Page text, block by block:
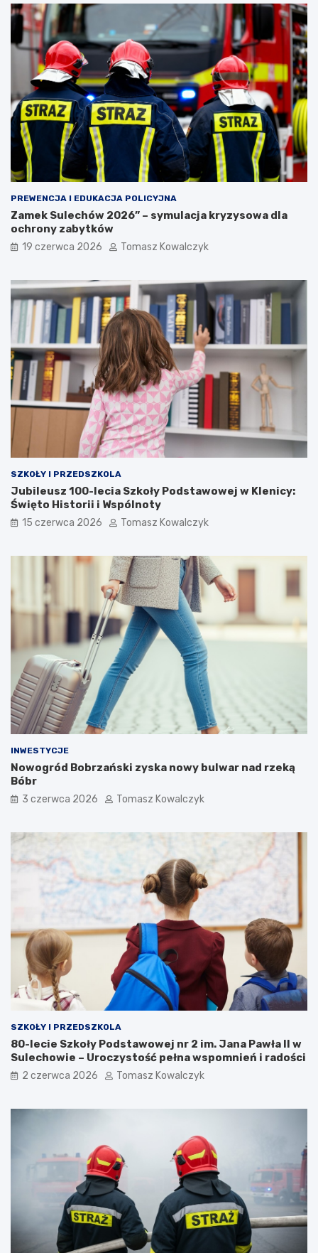
PREWENCJA I EDUKACJA POLICYJNA
Zamek Sulechów 2026” – symulacja kryzysowa dla
ochrony zabytków
19 czerwca 2026 Tomasz Kowalczyk
SZKOŁY I PRZEDSZKOLA
Jubileusz 100-lecia Szkoły Podstawowej w Klenicy:
Święto Historii i Wspólnoty
15 czerwca 2026 Tomasz Kowalczyk
INWESTYCJE
Nowogród Bobrzański zyska nowy bulwar nad rzeką
Bóbr
3 czerwca 2026 Tomasz Kowalczyk
SZKOŁY I PRZEDSZKOLA
80-lecie Szkoły Podstawowej nr 2 im. Jana Pawła II w
Sulechowie – Uroczystość pełna wspomnień i radości
2 czerwca 2026 Tomasz Kowalczyk